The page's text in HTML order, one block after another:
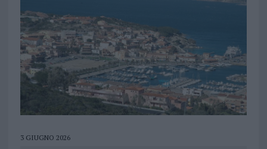
3 GIUGNO 2026